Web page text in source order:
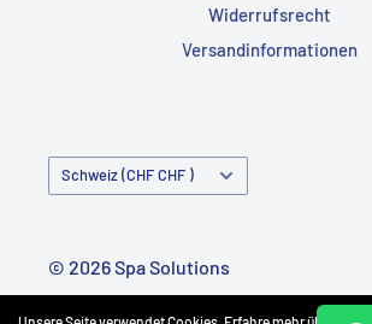
Widerrufsrecht
Versandinformationen
Land/Region Schweiz (CHF CHF )
© 2026 Spa Solutions
Powered by Shopify